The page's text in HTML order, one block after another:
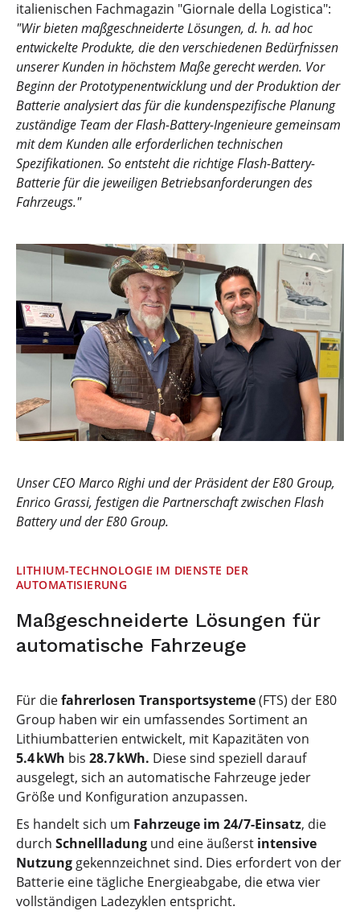
italienischen Fachmagazin "Giornale della Logistica":
"Wir bieten maßgeschneiderte Lösungen, d. h. ad hoc
entwickelte Produkte, die den verschiedenen Bedürfnissen
unserer Kunden in höchstem Maße gerecht werden. Vor
Beginn der Prototypenentwicklung und der Produktion der
Batterie analysiert das für die kundenspezifische Planung
zuständige Team der Flash-Battery-Ingenieure gemeinsam
mit dem Kunden alle erforderlichen technischen
Spezifikationen. So entsteht die richtige Flash-Battery-
Batterie für die jeweiligen Betriebsanforderungen des
Fahrzeugs."
Unser CEO Marco Righi und der Präsident der E80 Group,
Enrico Grassi, festigen die Partnerschaft zwischen Flash
Battery und der E80 Group.
LITHIUM-TECHNOLOGIE IM DIENSTE DER
AUTOMATISIERUNG
Maßgeschneiderte Lösungen für
automatische Fahrzeuge
Für diefahrerlosen Transportsysteme(FTS) der E80
Group haben wir ein umfassendes Sortiment an
Lithiumbatterien entwickelt, mit Kapazitäten von
5.4 kWh bis 28.7 kWh. Diese sind speziell darauf
ausgelegt, sich an automatische Fahrzeuge jeder
Größe und Konfiguration anzupassen.
Es handelt sich um Fahrzeuge im 24/7-Einsatz, die
durch Schnellladung und eine äußerst intensive
Nutzung gekennzeichnet sind. Dies erfordert von der
Batterie eine tägliche Energieabgabe, die etwa vier
vollständigen Ladezyklen entspricht.